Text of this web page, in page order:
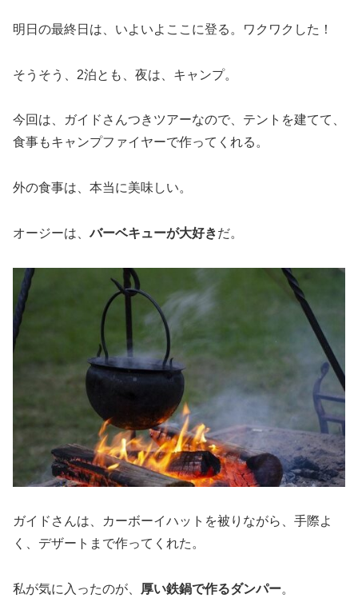
明日の最終日は、いよいよここに登る。ワクワクした！
そうそう、2泊とも、夜は、キャンプ。
今回は、ガイドさんつきツアーなので、テントを建てて、
食事もキャンプファイヤーで作ってくれる。
外の食事は、本当に美味しい。
オージーは、バーベキューが大好きだ。
ガイドさんは、カーボーイハットを被りながら、手際よ
く、デザートまで作ってくれた。
私が気に入ったのが、 厚い鉄鍋で作るダンパー。